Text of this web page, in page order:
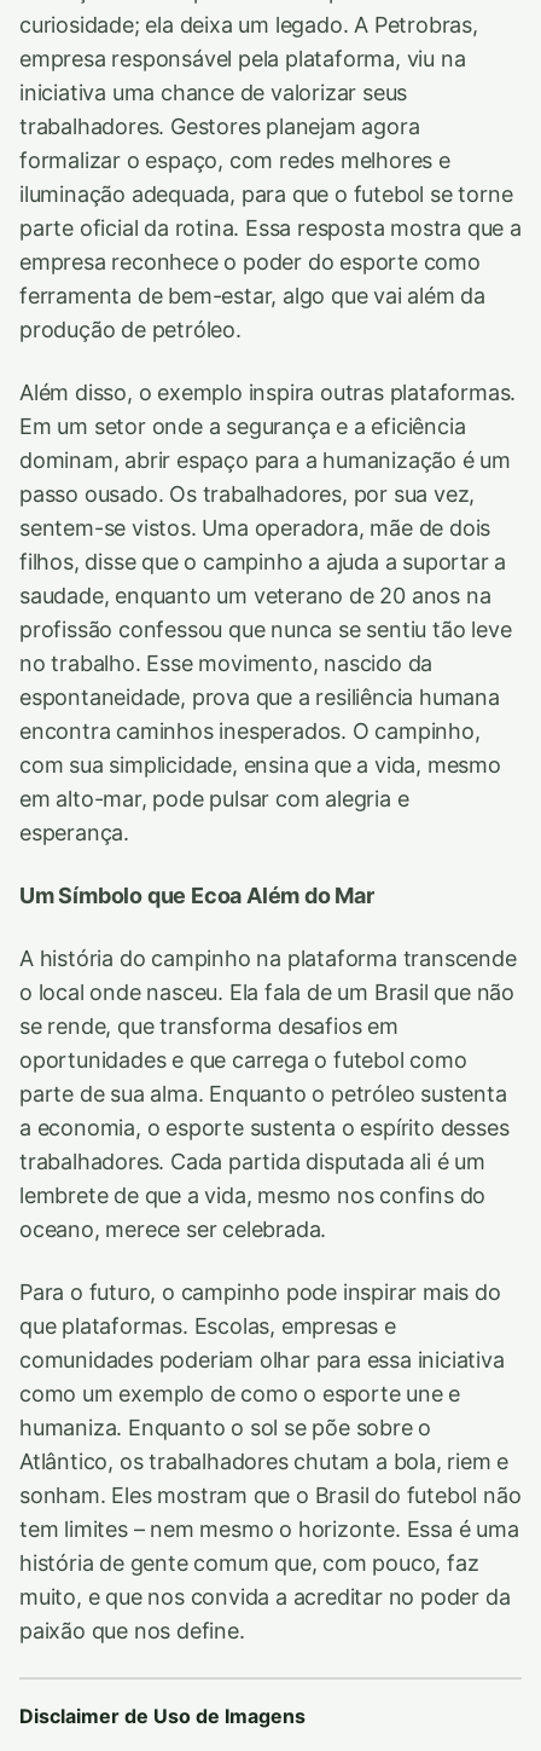
curiosidade; ela deixa um legado. A Petrobras,
empresa responsável pela plataforma, viu na
iniciativa uma chance de valorizar seus
trabalhadores. Gestores planejam agora
formalizar o espaço, com redes melhores e
iluminação adequada, para que o futebol se torne
parte oficial da rotina. Essa resposta mostra que a
empresa reconhece o poder do esporte como
ferramenta de bem-estar, algo que vai além da
produção de petróleo.
Além disso, o exemplo inspira outras plataformas.
Em um setor onde a segurança e a eficiência
dominam, abrir espaço para a humanização é um
passo ousado. Os trabalhadores, por sua vez,
sentem-se vistos. Uma operadora, mãe de dois
filhos, disse que o campinho a ajuda a suportar a
saudade, enquanto um veterano de 20 anos na
profissão confessou que nunca se sentiu tão leve
no trabalho. Esse movimento, nascido da
espontaneidade, prova que a resiliência humana
encontra caminhos inesperados. O campinho,
com sua simplicidade, ensina que a vida, mesmo
em alto-mar, pode pulsar com alegria e
esperança.
Um Símbolo que Ecoa Além do Mar
A história do campinho na plataforma transcende
o local onde nasceu. Ela fala de um Brasil que não
se rende, que transforma desafios em
oportunidades e que carrega o futebol como
parte de sua alma. Enquanto o petróleo sustenta
a economia, o esporte sustenta o espírito desses
trabalhadores. Cada partida disputada ali é um
lembrete de que a vida, mesmo nos confins do
oceano, merece ser celebrada.
Para o futuro, o campinho pode inspirar mais do
que plataformas. Escolas, empresas e
comunidades poderiam olhar para essa iniciativa
como um exemplo de como o esporte une e
humaniza. Enquanto o sol se põe sobre o
Atlântico, os trabalhadores chutam a bola, riem e
sonham. Eles mostram que o Brasil do futebol não
tem limites – nem mesmo o horizonte. Essa é uma
história de gente comum que, com pouco, faz
muito, e que nos convida a acreditar no poder da
paixão que nos define.
Disclaimer de Uso de Imagens